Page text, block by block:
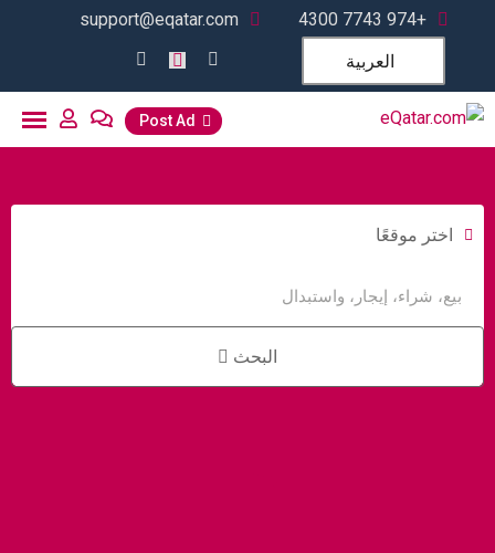
+974 7743 4300
support@eqatar.com
العربية
Post Ad
اختر موقعًا
البحث